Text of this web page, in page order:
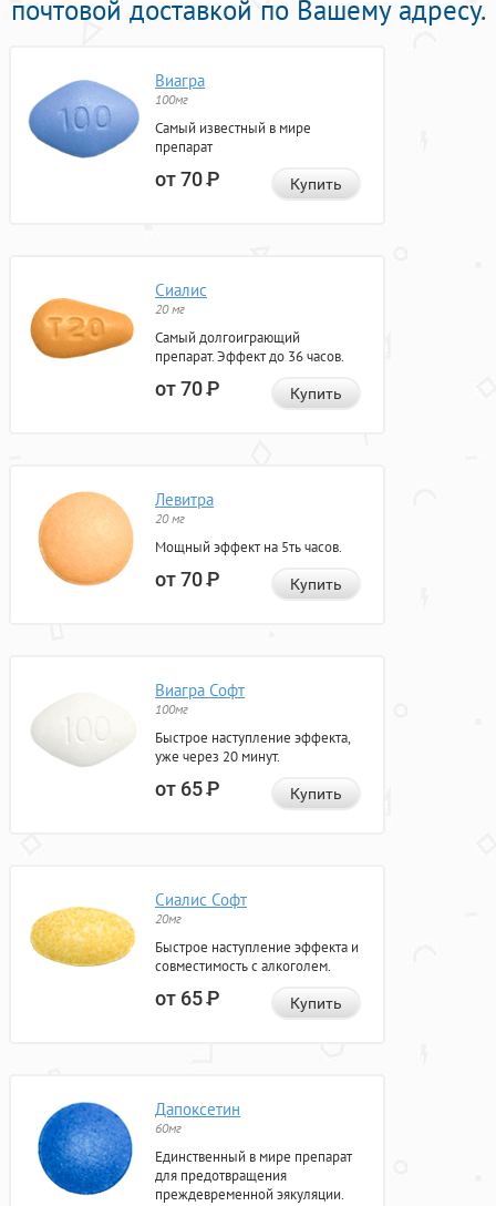
почтовой доставкой по Вашему адресу.
Виагра
100мг
Самый известный в мире
препарат
от 70Р Купить
Сиалис
20 мг
Самый долгоиграющий
препарат. Эффект до 36 часов.
от 70Р Купить
Левитра
20 мг
Мощный эффект на 5ть часов.
от 70Р Купить
Виагра Софт
100мг
Быстрое наступление эффекта,
уже через 20 минут.
от 65Р Купить
Сиалис Софт
20мг
Быстрое наступление эффекта и
совместимость с алкоголем.
от 65Р Купить
Дапоксетин
60мг
Единственный в мире препарат
для предотвращения
преждевременной эякуляции.